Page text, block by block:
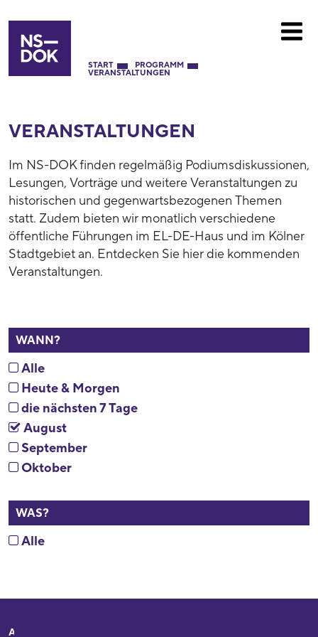
START PROGRAMM
VERANSTALTUNGEN
VERANSTALTUNGEN
Im NS-DOK finden regelmäßig Podiumsdiskussionen,
Lesungen, Vorträge und weitere Veranstaltungen zu
historischen und gegenwartsbezogenen Themen
statt. Zudem bieten wir monatlich verschiedene
öffentliche Führungen im EL-DE-Haus und im Kölner
Stadtgebiet an. Entdecken Sie hier die kommenden
Veranstaltungen.
WANN?
Alle
Heute & Morgen
die nächsten 7 Tage
August
September
Oktober
WAS?
Alle
Adresse